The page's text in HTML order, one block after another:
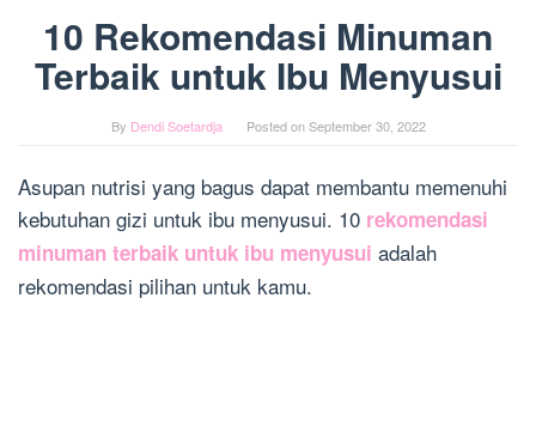
10 Rekomendasi Minuman
Terbaik untuk Ibu Menyusui
By Dendi Soetardja Posted onSeptember 30, 2022
Asupan nutrisi yang bagus dapat membantu memenuhi
kebutuhan gizi untuk ibu menyusui. 10 rekomendasi
minuman terbaik untuk ibu menyusui adalah
rekomendasi pilihan untuk kamu.